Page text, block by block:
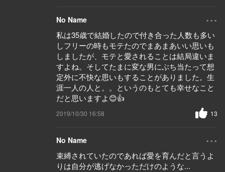
No Name ...
私は35歳で結婚したので付き合った人数も多い
しフリーの時もモテたのでまあまあいい思いも
しましたが、モテと愛されることは結局違いま
すよね。そしてたまに変な男にぶち当たって想
定外に不快な思いもすることがありました。生
涯一人の人と。。というのもとても幸せなこと
だと思いますよ😊👍
2019/10/30 16:58 13
No Name ...
束縛されていたのであれば愛を育んだと言うよ
りは自分が逃げなかっただけのような...